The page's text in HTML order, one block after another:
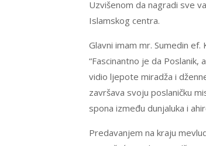
Uzvišenom da nagradi sve
Islamskog centra.
Glavni imam mr. Sumedin
“Fascinantno je da Poslanik,
vidio ljepote miradža i
završava svoju poslaničku
spona između dunjaluka i
Predavanjem na kraju